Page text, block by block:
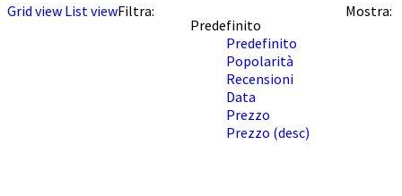
Grid view List viewFiltra:
Predefinito
Predefinito
Popolarità
Recensioni
Data
Prezzo
Prezzo (desc)
Mostra: